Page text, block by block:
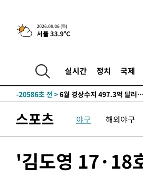
2026.08.06 (목)
서울 33.9℃
실시간 정치 국제
-28028초 전 >[속보]전남광주 초대 시민추
-24139초 전 >
[속보]코스피, 119.51포인
-20586초 전 >6월 경상수지 497.3억 달러
-20537초 전 >서울 낮 39도 '폭염중대경보
-17899초 전 >
-10072초 전 >
[속보] 호르무즈 해협 이란-
우 0.49%↑
-8427초 전 >[속보] 이란 대통령 "지금 최고
임 3년 인터뷰
1시간 전 >[속보] "이란-오만, 호르무즈 해
-30899초 전 > [속보]산업장관 "李정부, 원
스포츠 야구 해외야구
'김도영 17·18